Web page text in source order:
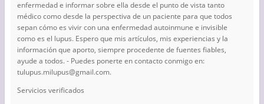
enfermedad e informar sobre ella desde el punto de vista tanto
médico como desde la perspectiva de un paciente para que todos
sepan cómo es vivir con una enfermedad autoinmune e invisible
como es el lupus. Espero que mis artículos, mis experiencias y la
información que aporto, siempre procedente de fuentes fiables,
ayude a todos. - Puedes ponerte en contacto conmigo en:
tulupus.milupus@gmail.com.
Servicios verificados